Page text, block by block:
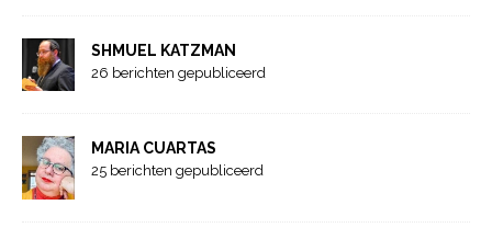
SHMUEL KATZMAN
26 berichten gepubliceerd
MARIA CUARTAS
25 berichten gepubliceerd